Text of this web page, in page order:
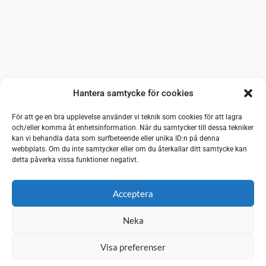
Hantera samtycke för cookies
För att ge en bra upplevelse använder vi teknik som cookies för att lagra
och/eller komma åt enhetsinformation. När du samtycker till dessa tekniker
kan vi behandla data som surfbeteende eller unika ID:n på denna
webbplats. Om du inte samtycker eller om du återkallar ditt samtycke kan
detta påverka vissa funktioner negativt.
Acceptera
Neka
Visa preferenser